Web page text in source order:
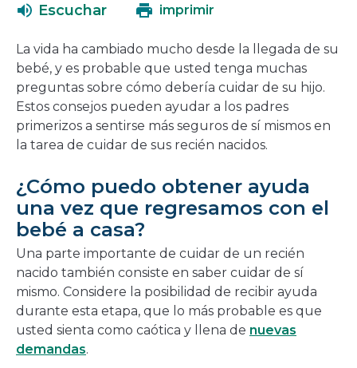
en
nueva
ventana
Escuchar imprimir
La vida ha cambiado mucho desde la llegada de su
bebé, y es probable que usted tenga muchas
preguntas sobre cómo debería cuidar de su hijo.
Estos consejos pueden ayudar a los padres
primerizos a sentirse más seguros de sí mismos en
la tarea de cuidar de sus recién nacidos.
¿Cómo puedo obtener ayuda
una vez que regresamos con el
bebé a casa?
Una parte importante de cuidar de un recién
nacido también consiste en saber cuidar de sí
mismo. Considere la posibilidad de recibir ayuda
durante esta etapa, que lo más probable es que
usted sienta como caótica y llena de nuevas
demandas.